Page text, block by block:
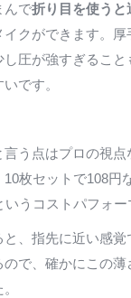
んで折り目を使うと
クができます。厚
圧が強すぎること
です。
う点はプロの視
枚セットで108円
うコストパフォー
、指先に近い感
ので、確かにこの